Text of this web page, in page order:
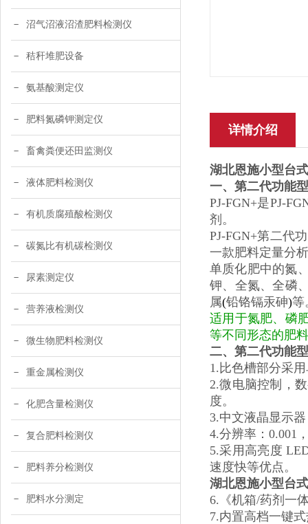
沼气沼液沼渣肥料检测仪
秸秆堆肥设备
氨基酸测定仪
肥料氮磷钾测定仪
畜禽粪便还田监测仪
液体肥料检测仪
有机质腐殖酸检测仪
碳氮比有机碳检测仪
尿素测定仪
营养液检测仪
微生物肥料检测仪
重金属检测仪
化肥含量检测仪
复合肥料检测仪
肥料养分检测仪
肥料水分测定
详情介绍
湖北恩施小型台
一、 第二代功能
PJ-FGN+是PJ-
剂。
PJ-FGN+第二代
一款肥料定量分
单质化肥中的氮
钾、全氮、全磷
属(铅铬镉汞砷)等
适用于氮肥、磷
等不同形态的肥
二、 第二代功能
1.比色槽部分采
2.微电脑控制，
度。
3.中文液晶显示
4.分辨率：0.001
5.采用高亮度
速度快等优点。
湖北恩施小型台
6.《机箱/药剂一
7.内置高档一键